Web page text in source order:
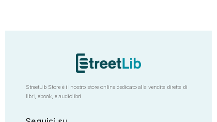
StreetLib Store è il nostro store online dedicato alla vendita diretta di
libri, ebook, e audiolibri